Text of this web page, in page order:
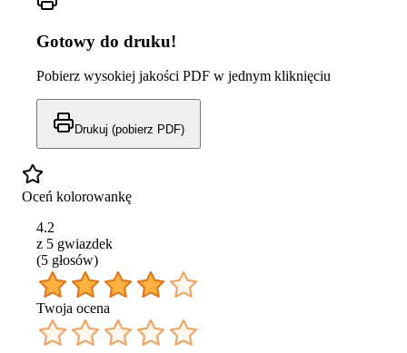
Gotowy do druku!
Pobierz wysokiej jakości PDF w jednym kliknięciu
Drukuj (pobierz PDF)
Oceń kolorowankę
4.2
z 5 gwiazdek
(5 głosów)
Twoja ocena